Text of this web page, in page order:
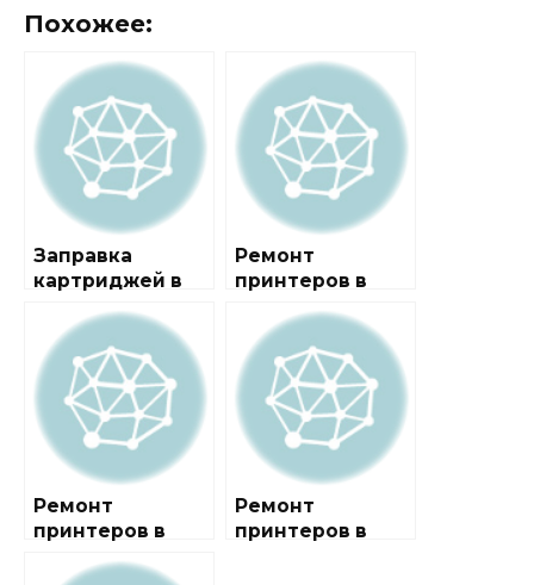
Похожее:
Заправка
картриджей в
Даниловский
Ремонт
принтеров в
Ремонт
принтеров в
Ремонт
принтеров в